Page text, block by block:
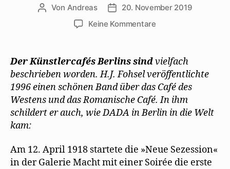
Beitragsautor
Von Andreas Beitragsdatum
20. November 2019
Keine Kommentarezu
Fohsel
beschreibt
den
Beginn
von
DADA
Der Künstlercafés Berlins sindvielfach
beschrieben worden. H.J. Fohsel veröffentlichte
1996 einen schönen Band über das Café des
Westens und das Romanische Café. In ihm
schildert er auch, wie DADA in Berlin in die Welt
kam:
Am 12. April 1918 startete die »Neue Sezession«
in der Galerie Macht mit einer Soirée die erste